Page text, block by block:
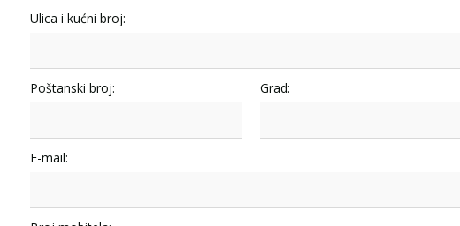
Ulica i kućni broj:
Poštanski broj: Grad:
E-mail: